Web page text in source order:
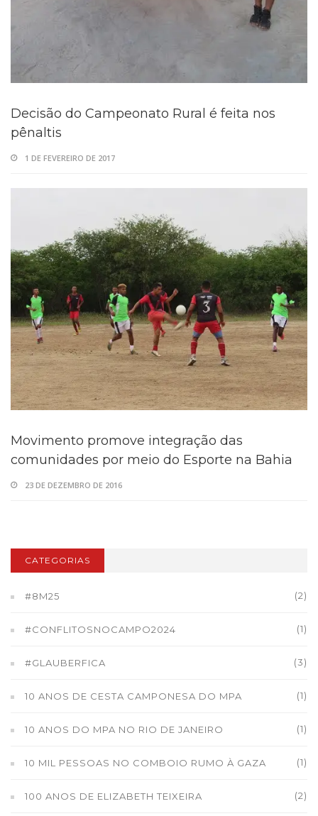
Decisão do Campeonato Rural é feita nos
pênaltis
1 DE FEVEREIRO DE 2017
Movimento promove integração das
comunidades por meio do Esporte na Bahia
23 DE DEZEMBRO DE 2016
CATEGORIAS
#8M25 (2)
#CONFLITOSNOCAMPO2024 (1)
#GLAUBERFICA (3)
10 ANOS DE CESTA CAMPONESA DO MPA (1)
10 ANOS DO MPA NO RIO DE JANEIRO (1)
10 MIL PESSOAS NO COMBOIO RUMO À GAZA (1)
100 ANOS DE ELIZABETH TEIXEIRA (2)